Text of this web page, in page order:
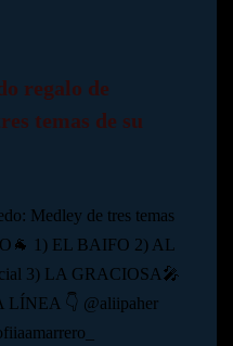
regalo de
temas de su
Medley de tres temas
1) EL BAIFO 2) AL
3) LA GRACIOSA🎤
LÍNEA 👇 @aliipaher